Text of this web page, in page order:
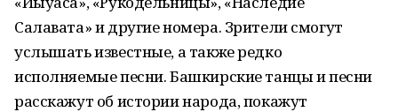
Салавата» и другие номера. Зрители смогут
услышать известные, а также редко
исполняемые песни. Башкирские танцы и песни
расскажут об истории народа, покажут